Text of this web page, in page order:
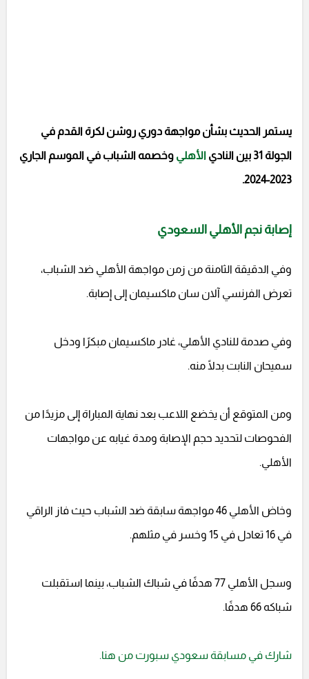
يستمر الحديث بشأن مواجهة دوري روشن لكرة القدم في
الجولة 31 بين النادي الأهلي وخصمه الشباب في الموسم الجاري
2023-2024.
إصابة نجم الأهلي السعودي
وفي الدقيقة الثامنة من زمن مواجهة الأهلي ضد الشباب،
تعرض الفرنسي آلان سان ماكسيمان إلى إصابة.
وفي صدمة للنادي الأهلي، غادر ماكسيمان مبكرًا ودخل
سميحان النابت بدلًا منه.
ومن المتوقع أن يخضع اللاعب بعد نهاية المباراة إلى مزيدًا من
الفحوصات لتحديد حجم الإصابة ومدة غيابه عن مواجهات
الأهلي.
وخاض الأهلي 46 مواجهة سابقة ضد الشباب حيث فاز الراقي
في 16 تعادل في 15 وخسر في مثلهم.
وسجل الأهلي 77 هدفًا في شباك الشباب، بينما استقبلت
شباكه 66 هدفًا.
شارك في مسابقة سعودي سبورت من هنا.